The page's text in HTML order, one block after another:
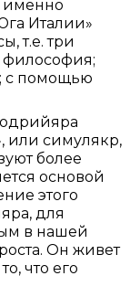
именно
Италии»
т.е. три
философия;
с помощью
или симулякр,
более
основой
этого
для
в нашей
Он живет
что его